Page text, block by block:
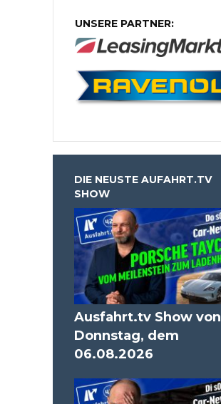
UNSERE PARTNER:
DIE NEUSTE AUFAHRT.TV
SHOW
Ausfahrt.tv Show von
Donnstag, dem
06.08.2026